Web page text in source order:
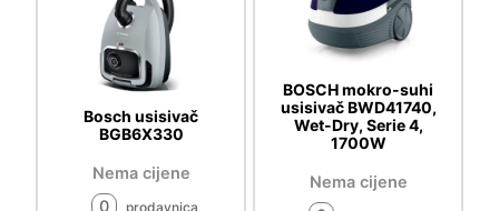
Bosch usisivač
BGB6X330
Nema cijene
0
prodavnica
BOSCH mokro-suhi
usisivač BWD41740,
Wet-Dry, Serie 4,
1700W
Nema cijene